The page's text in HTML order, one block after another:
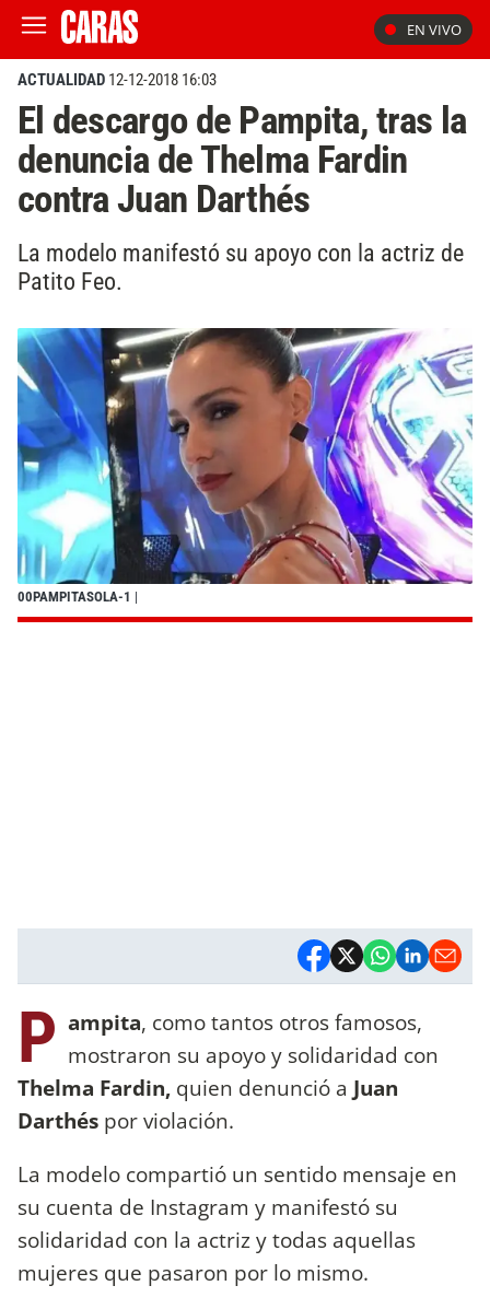
EN VIVO
ACTUALIDAD 12-12-2018 16:03
El descargo de Pampita, tras la
denuncia de Thelma Fardin
contra Juan Darthés
La modelo manifestó su apoyo con la actriz de
Patito Feo.
00PAMPITASOLA-1 |
P ampita, como tantos otros famosos,
mostraron su apoyo y solidaridad con
Thelma Fardin, quien denunció a Juan
Darthés por violación.
La modelo compartió un sentido mensaje en
su cuenta de Instagram y manifestó su
solidaridad con la actriz y todas aquellas
mujeres que pasaron por lo mismo.